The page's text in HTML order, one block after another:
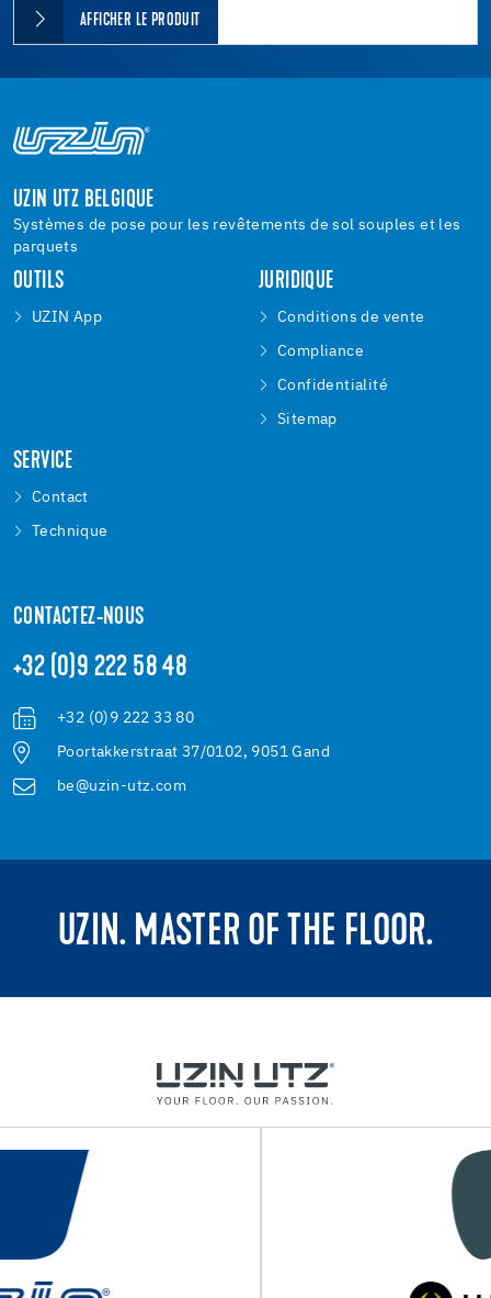
AFFICHER LE PRODUIT
UZIN UTZ BELGIQUE
Systèmes de pose pour les revêtements de sol souples et les
parquets
OUTILS
UZIN App
JURIDIQUE
Conditions de vente
Compliance
Confidentialité
Sitemap
SERVICE
Contact
Technique
CONTACTEZ-NOUS
+32 (0)9 222 58 48
+32 (0)9 222 33 80
Poortakkerstraat 37/0102, 9051 Gand
be@uzin-utz.com
UZIN. MASTER OF THE FLOOR.